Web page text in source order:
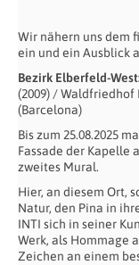
Wir nähern uns dem
ein und ein Ausblick
Bezirk Elberfeld-
(2009) / Waldfriedhof
(Barcelona)
Bis zum 25.08.2025
Fassade der Kapelle
zweites Mural.
Hier, an diesem Ort,
Natur, den Pina in
INTI sich in seiner
Werk, als Hommage
Zeichen an einem